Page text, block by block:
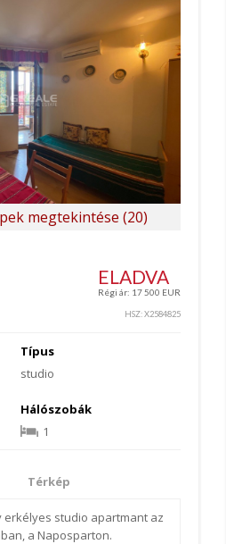
megtekintése (20)
ELADVA
Régi ár: 17 500 EUR
HSZ: X2584825
Típus
studio
Hálószobák
1
Térkép
erkélyes studio apartmant az
a Naposparton.